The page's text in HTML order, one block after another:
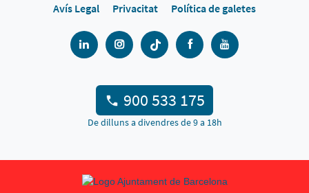
Avís Legal
Privacitat Política de galetes
900 533 175
De dilluns a divendres de 9 a 18h